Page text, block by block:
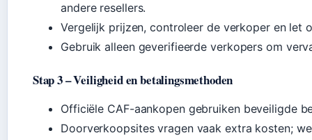
andere resellers.
Vergelijk prijzen, controleer de verkoper en let
Gebruik alleen geverifieerde verkopers om
Stap 3 – Veiligheid en betalingsmethoden
Officiële CAF-aankopen gebruiken beveiligde
Doorverkoopsites vragen vaak extra kosten;